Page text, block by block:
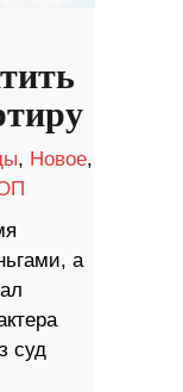
, Новое,
а
суд